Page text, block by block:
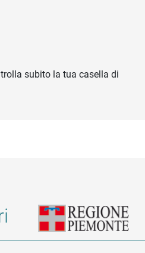
subito la tua casella di